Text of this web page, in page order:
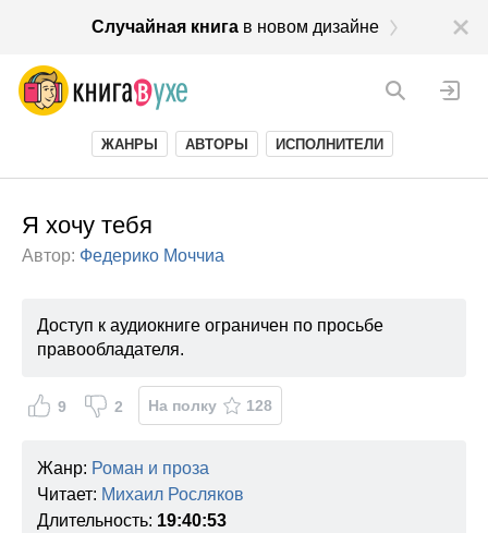
Случайная книгав новом дизайне
ЖАНРЫ АВТОРЫ ИСПОЛНИТЕЛИ
Я хочу тебя
Автор: Федерико Моччиа
Доступ к аудиокниге ограничен по просьбе
правообладателя.
9 2 На полку 128
Жанр: Роман и проза
Читает: Михаил Росляков
Длительность: 19:40:53